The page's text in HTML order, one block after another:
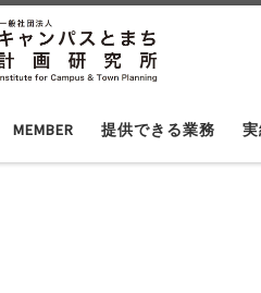
MEMBER 提供できる業務